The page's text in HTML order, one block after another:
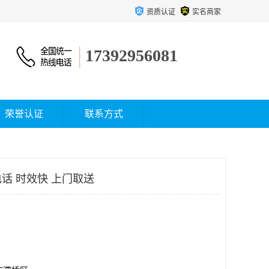
资质认证 实名商家
17392956081
荣誉认证 联系方式
时效快 上门取送